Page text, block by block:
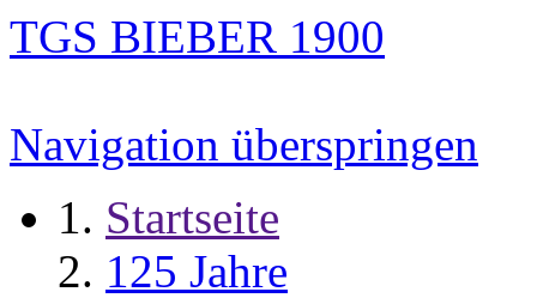
TGS BIEBER 1900
Navigation überspringen
Startseite
125 Jahre